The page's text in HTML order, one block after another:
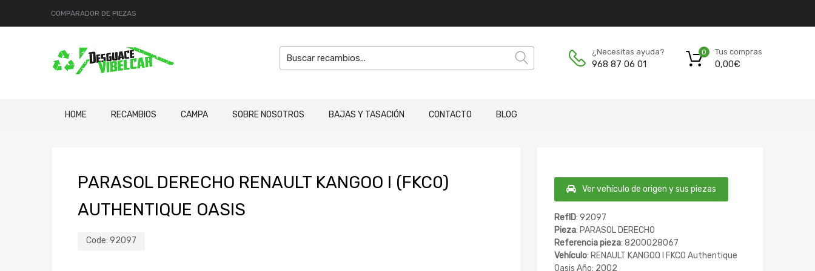
COMPARADOR DE PIEZAS
¿Necesitas ayuda?
968 87 06 01
Tus compras
0,00€
0
HOME RECAMBIOS CAMPA SOBRE NOSOTROS BAJAS Y TASACIÓN CONTACTO BLOG
PARASOL DERECHO RENAULT KANGOO I (FKC0)
AUTHENTIQUE OASIS
Code: 92097
Ver vehículo de origen y sus piezas
RefID: 92097
Pieza: PARASOL DERECHO
Referencia pieza: 8200028067
Vehículo: RENAULT KANGOO I FKC0 Authentique
Oasis Año: 2002